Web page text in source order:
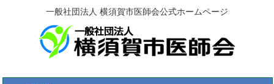
一般社団法人 横須賀市医師会公式ホームページ